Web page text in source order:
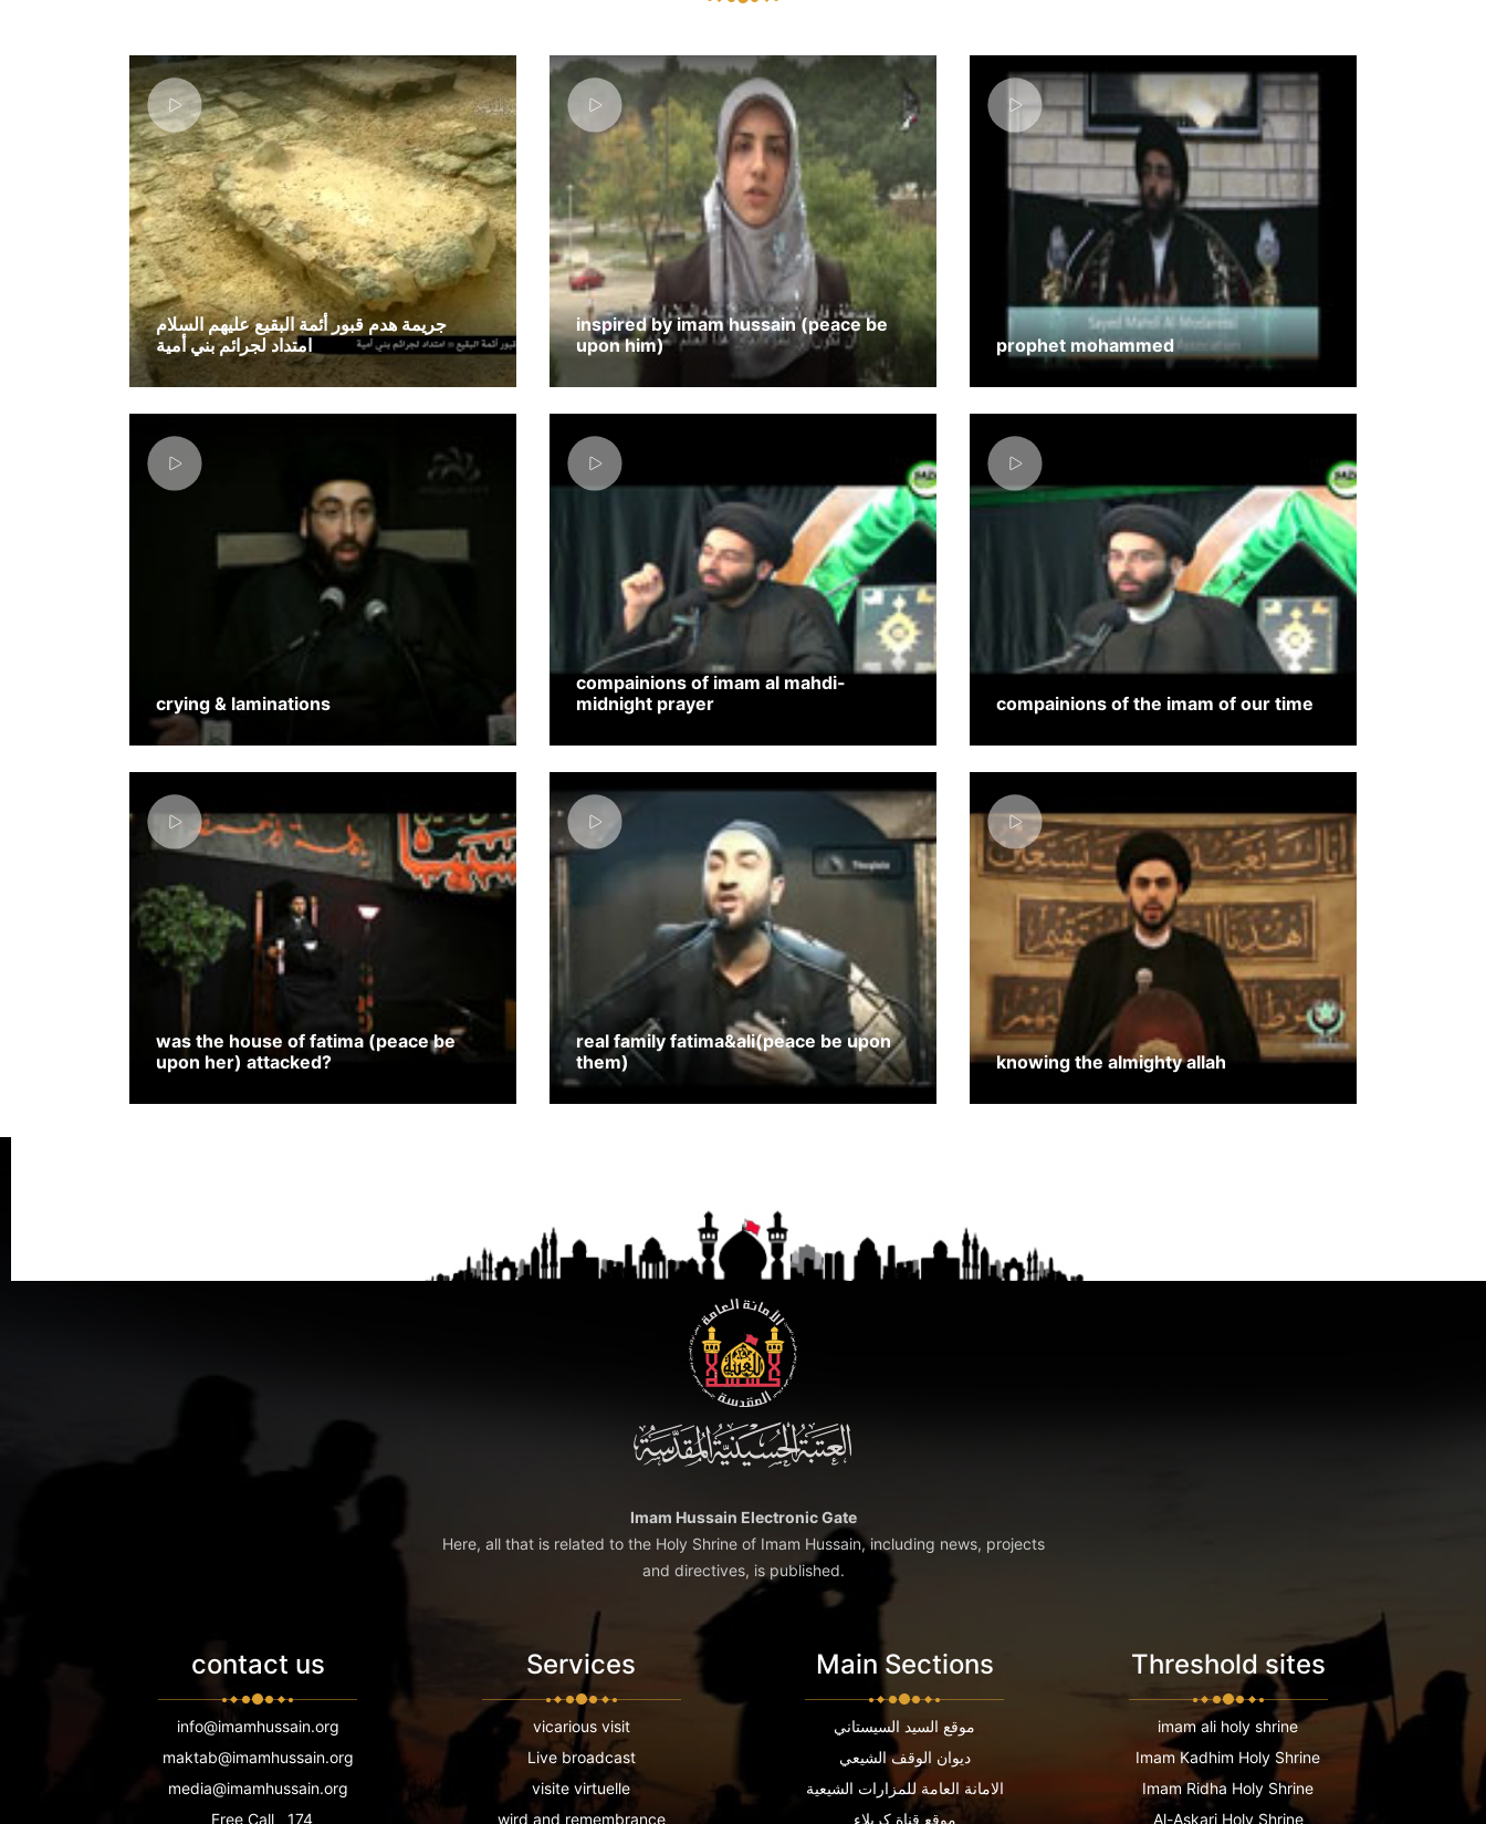
جريمة هدم قبور أئمة البقيع عليهم السلام
امتداد لجرائم بني أمية
inspired by imam hussain (peace be
upon him)
prophet mohammed
crying & laminations
compainions of imam al mahdi-
midnight prayer
compainions of the imam of our time
was the house of fatima (peace be
upon her) attacked?
real family fatima&ali(peace be upon
them)
knowing the almighty allah
Imam Hussain Electronic Gate
Here, all that is related to the Holy Shrine of Imam Hussain, including news, projects
and directives, is published.
contact us
info@imamhussain.org
maktab@imamhussain.org
media@imamhussain.org
Free Call
174
Services
vicarious visit
Live broadcast
visite virtuelle
wird and remembrance
Main Sections
موقع السيد السيستاني
ديوان الوقف الشيعي
الامانة العامة للمزارات الشيعية
موقع قناة كربلاء
Threshold sites
imam ali holy shrine
Imam Kadhim Holy Shrine
Imam Ridha Holy Shrine
Al-Askari Holy Shrine